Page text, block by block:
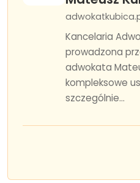
Kancelaria
prowadzona
adwokata
kompleksowe
szczególnie...